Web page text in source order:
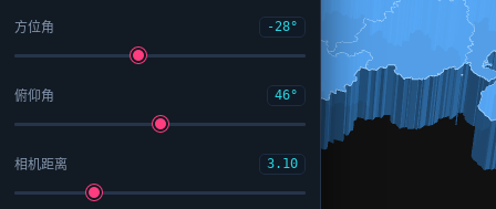
方位角 -28°
俯仰角 46°
相机距离 3.10